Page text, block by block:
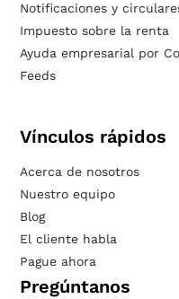
Notificaciones y
Impuesto sobre la renta
Ayuda empresarial por
Feeds
Vínculos rápidos
Acerca de nosotros
Nuestro equipo
Blog
El cliente habla
Pague ahora
Pregúntanos